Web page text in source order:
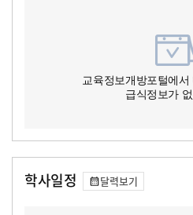
교육정보개방포털에
급식정보가
학사일정 달력보기